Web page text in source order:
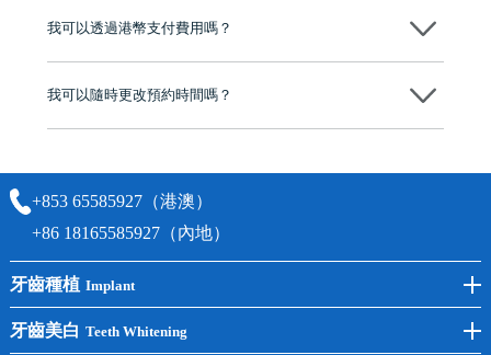
我可以透過港幣支付費用嗎？
可以。維港口腔會按照當日匯率轉算收取費用，而匯率會及時告知客人
我可以隨時更改預約時間嗎？
+853 65585927（港澳）
+86 18165585927（內地）
牙齒種植 Implant
前牙種植
牙齒美白 Teeth Whitening